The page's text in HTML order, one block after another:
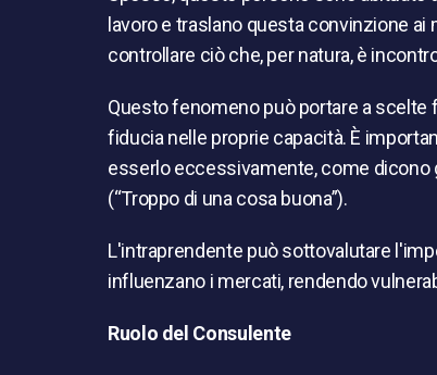
lavoro e traslano questa convinzione
controllare ciò che, per natura, è
Questo fenomeno può portare a
fiducia nelle proprie capacità. È
esserlo eccessivamente, come dicono
(“Troppo di una cosa buona”).
L'intraprendente può sottovalutare
influenzano i mercati, rendendo
Ruolo del Consulente